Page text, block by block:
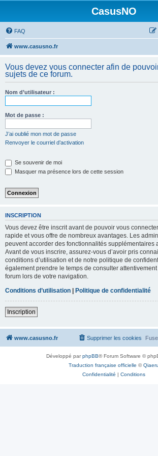
CasusNO
FAQ
www.casusno.fr
Vous devez vous connecter afin de
sujets de ce forum.
Nom d’utilisateur :
Mot de passe :
J’ai oublié mon mot de passe
Renvoyer le courriel d’activation
Se souvenir de moi
Masquer ma présence lors de cette session
INSCRIPTION
Vous devez être inscrit avant de pouvoir vous
rapide et vous offre de nombreux avantages. Les
peuvent accorder des fonctionnalités supplémentaires
Avant de vous inscrire, assurez-vous d’avoir pris
conditions d’utilisation et de notre politique de
également prendre le temps de consulter
forum lors de votre navigation.
Conditions d’utilisation | Politique de confidentialité
Inscription
www.casusno.fr Supprimer les cookies
Développé parphpBB® Forum Software ©
Traduction française officielle ©Qiaeru
Confidentialité | Conditions